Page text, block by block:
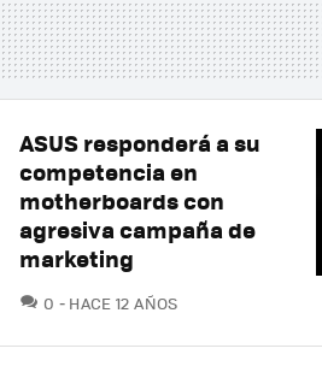
ASUS responderá a su
competencia en
motherboards con
agresiva campaña de
marketing
0 COMENTARIOS
HACE 12 AÑOS